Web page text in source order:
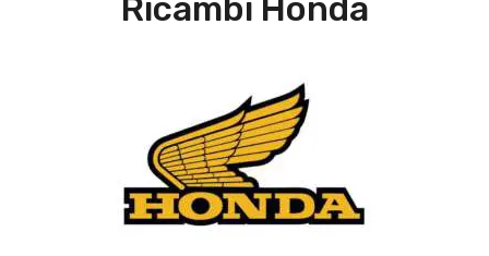
Ricambi Honda